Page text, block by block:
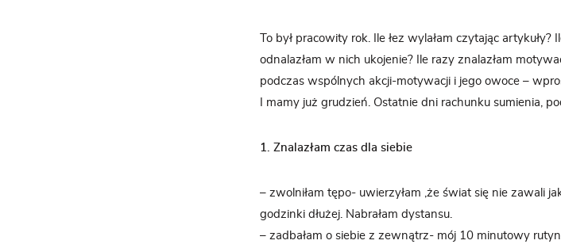
To był pracowity rok. Ile łez wylałam czytając
odnalazłam w nich ukojenie? Ile razy znalazłam
podczas wspólnych akcji-motywacji i jego owoce –
I mamy już grudzień. Ostatnie dni rachunku sumienia,
1. Znalazłam czas dla siebie
– zwolniłam tępo- uwierzyłam ,że świat się nie zawali
godzinki dłużej. Nabrałam dystansu.
– zadbałam o siebie z zewnątrz- mój 10 minutowy